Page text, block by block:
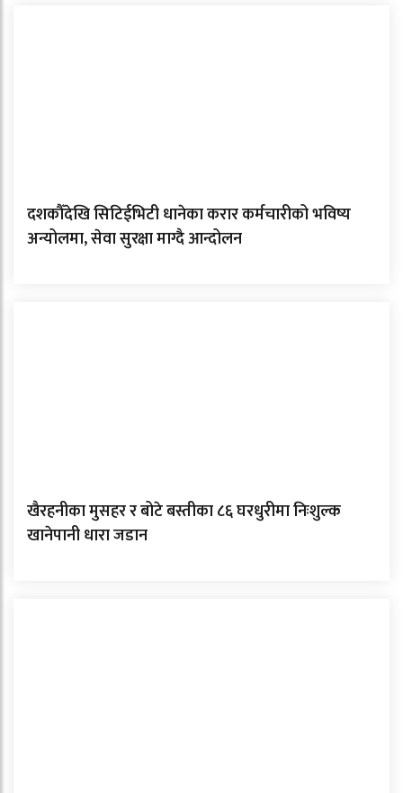
दशकौँदेखि सिटिईभिटी धानेका करार कर्मचारीको भविष्य
अन्योलमा, सेवा सुरक्षा माग्दै आन्दोलन
खैरहनीका मुसहर र बोटे बस्तीका ८६ घरधुरीमा निःशुल्क
खानेपानी धारा जडान